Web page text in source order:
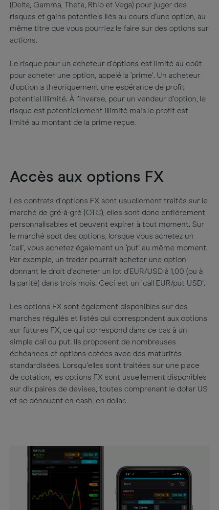
(Delta, Gamma, Theta, Rhio et Vega) pour juger des
risques et gains potentiels liés au cours d’une option, au
même titre que vous pourriez le faire sur des options sur
actions.
Le risque pour un acheteur d’options est limité au coût
pour acheter une option, appelé la ‘prime’. Un acheteur
d’option a théoriquement une espérance de profit
potentiel illimité. À l’inverse, pour un vendeur d’option, le
risque est potentiellement illimité mais le profit est
limité au montant de la prime reçue.
Accès aux options FX
Les contrats d’options FX sont usuellement traités sur le
marché de gré-à-gré (OTC), elles sont donc entièrement
personnalisables et peuvent expirer à tout moment. Sur
le marché spot des options, lorsque vous achetez un
‘call’, vous achetez également un ‘put’ au même moment.
Par exemple, un trader pourrait acheter une option
donnant le droit d’acheter un lot d’EUR/USD à 1,00 (ou à
la parité) dans trois mois. Ceci est un ‘call EUR/put USD’.
Les options FX sont également disponibles sur des
marches régulés et listés qui correspondent aux options
sur futures FX, ce qui correspond dans ce cas à un
simple call ou put. Ils proposent de nombreuses
échéances et options cotées avec des maturités
standardisées. Lorsqu’elles sont traitées sur une place
de cotation, les options FX sont usuellement disponibles
sur dix paires de devises, toutes comprenant le dollar US
et se dénouent en cash, en dollar.